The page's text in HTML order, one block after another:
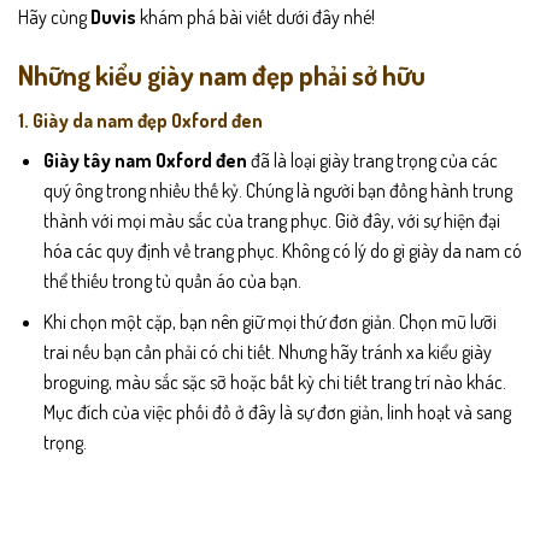
Hãy cùngDuvis khám phá bài viết dưới đây nhé!
Những kiểu giày nam đẹp phải sở hữu
1. Giày da nam đẹp Oxford đen
Giày tây nam Oxford đen đã là loại giày trang trọng của các
quý ông trong nhiều thế kỷ. Chúng là người bạn đồng hành trung
thành với mọi màu sắc của trang phục. Giờ đây, với sự hiện đại
hóa các quy định về trang phục. Không có lý do gì giày da nam có
thể thiếu trong tủ quần áo của bạn.
Khi chọn một cặp, bạn nên giữ mọi thứ đơn giản. Chọn mũ lưỡi
trai nếu bạn cần phải có chi tiết. Nhưng hãy tránh xa kiểu giày
broguing, màu sắc sặc sỡ hoặc bất kỳ chi tiết trang trí nào khác.
Mục đích của việc phối đồ ở đây là sự đơn giản, linh hoạt và sang
trọng.